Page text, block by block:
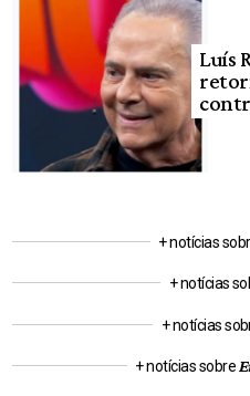
Luís
+ notícias
+ notícias
+ notícias
+ notícias sobre